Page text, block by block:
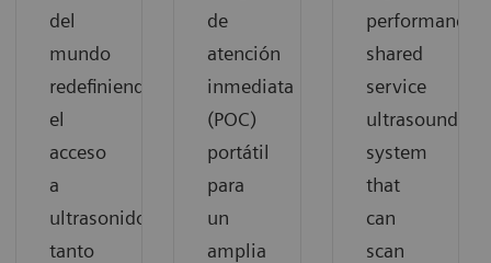
del
mundo
redefiniendo
el
acceso
a
ultrasonidos
tanto
de
atención
inmediata
(POC)
portátil
para
un
amplia
performance
shared
service
ultrasound
system
that
can
scan